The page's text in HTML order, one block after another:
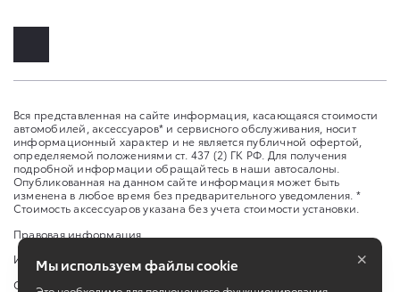
Вся представленная на сайте информация, касающаяся стоимости
автомобилей, аксессуаров* и сервисного обслуживания, носит
информационный характер и не является публичной офертой,
определяемой положениями ст. 437 (2) ГК РФ. Для получения
подробной информации обращайтесь в наши автосалоны.
Опубликованная на данном сайте информация может быть
изменена в любое время без предварительного уведомления. *
Стоимость аксессуаров указана без учета стоимости установки.
Правовая информация
Изменить настройку cookies
Сбросить cookie
Мы используем файлы cookie ×